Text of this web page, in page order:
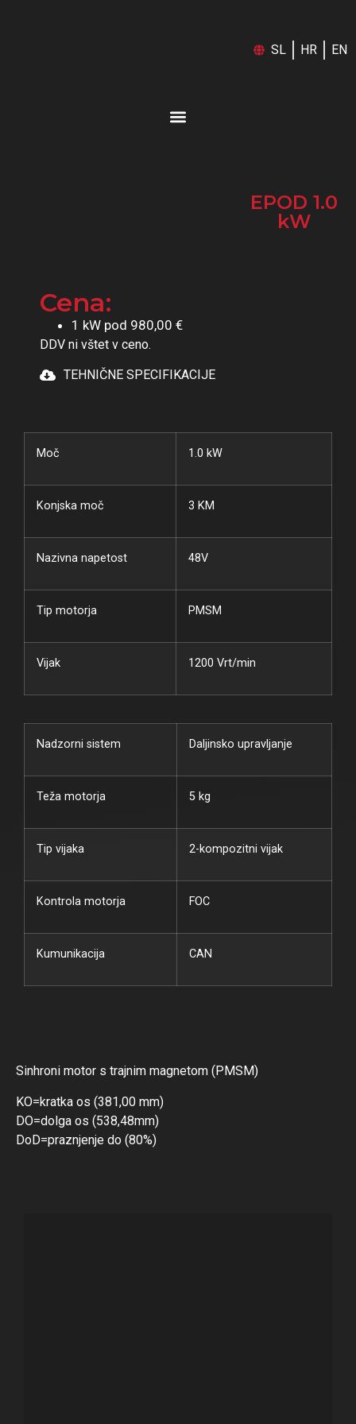
SL HR EN
EPOD 1.0
kW
Cena:
1 kW pod 980,00 €
DDV ni vštet v ceno.
TEHNIČNE SPECIFIKACIJE
Moč 1.0 kW
Konjska moč 3 KM
Nazivna napetost 48V
Tip motorja PMSM
Vijak 1200 Vrt/min
Nadzorni sistem Daljinsko upravljanje
Teža motorja 5 kg
Tip vijaka 2-kompozitni vijak
Kontrola motorja FOC
Kumunikacija CAN
Sinhroni motor s trajnim magnetom (PMSM)
KO=kratka os (381,00 mm)
DO=dolga os (538,48mm)
DoD=praznjenje do (80%)